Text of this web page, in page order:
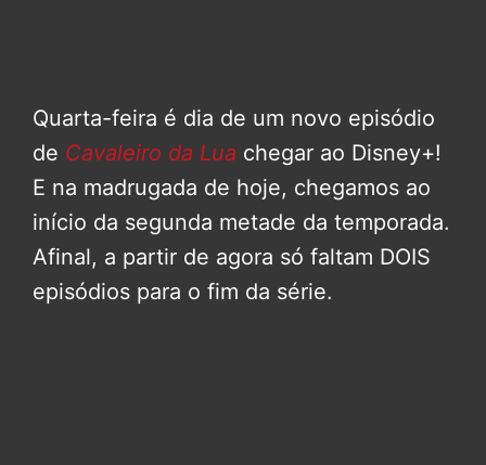
Quarta-feira é dia de um novo episódio
de Cavaleiro da Lua chegar ao Disney+!
E na madrugada de hoje, chegamos ao
início da segunda metade da temporada.
Afinal, a partir de agora só faltam DOIS
episódios para o fim da série.